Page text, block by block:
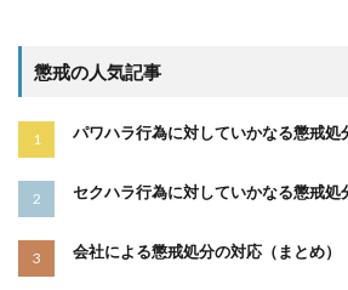
懲戒の人気記事
パワハラ行為に対していかなる懲戒処
セクハラ行為に対していかなる懲戒処
会社による懲戒処分の対応（まとめ）